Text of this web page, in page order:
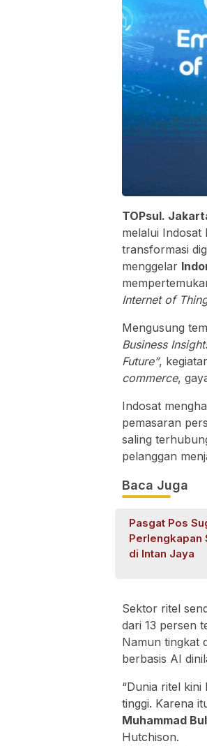
TOPsul.
melalui Indosat
transformasi
menggelar
Internet of
Mengusung
Business
Future”,
commerce,
Indosat
pemasaran
saling
pelanggan
Baca Juga
Pasgat Pos
Perlengkapan
di Intan Jaya
Sektor ritel
dari 13 persen
Namun tingkat
berbasis AI
“Dunia ritel
tinggi. Karena
Muhammad
Hutchison.